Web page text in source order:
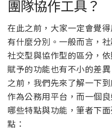
團隊協作工具？
在此之前，大家一定會覺
有什麼分別。一般而言，
社交型與協作型的區分，
賦予的功能也有不小的差
之前，我們先來了解一下
作為公務用平台，而一個
哪些特點與功能，筆者下
點：